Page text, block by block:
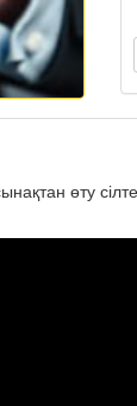
өту